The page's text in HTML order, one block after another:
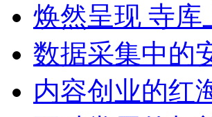
焕然呈现 寺库
数据采集中的
内容创业的红